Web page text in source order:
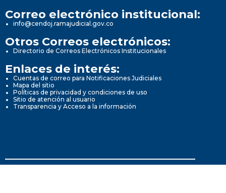
Correo electrónico institucional:
info@cendoj.ramajudicial.gov.co
Otros Correos electrónicos:
Directorio de Correos Electrónicos Institucionales
Enlaces de interés:
Cuentas de correo para Notificaciones Judiciales
Mapa del sitio
Políticas de privacidad y condiciones de uso
Sitio de atención al usuario
Transparencia y Acceso a la información